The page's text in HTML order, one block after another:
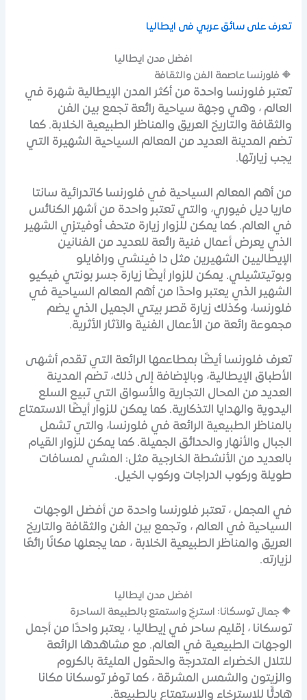
تعرف على سائق عربي فى ايطاليا
افضل مدن ايطاليا
🔶 فلورنسا عاصمة الفن والثقافة
تعتبر فلورنسا واحدة من أكثر المدن الإيطالية شهرة في
العالم ، وهي وجهة سياحية رائعة تجمع بين الفن
والثقافة والتاريخ العريق والمناظر الطبيعية الخلابة. كما
تضم المدينة العديد من المعالم السياحية الشهيرة التي
يجب زيارتها.
من أهم المعالم السياحية في فلورنسا كاتدرائية سانتا
ماريا ديل فيوري، والتي تعتبر واحدة من أشهر الكنائس
في العالم. كما يمكن للزوار زيارة متحف أوفيتزي الشهير
الذي يعرض أعمال فنية رائعة للعديد من الفنانين
الإيطاليين الشهيرين مثل دا فينشي ورافايلو
وبوتيتشيلي. يمكن للزوار أيضًا زيارة جسر بونتي فيكيو
الشهير الذي يعتبر واحدًا من أهم المعالم السياحية في
فلورنسا، وكذلك زيارة قصر بيتي الجميل الذي يضم
مجموعة رائعة من الأعمال الفنية والآثار الأثرية.
تعرف فلورنسا أيضًا بمطاعمها الرائعة التي تقدم أشهى
الأطباق الإيطالية، وبالإضافة إلى ذلك، تضم المدينة
العديد من المحال التجارية والأسواق التي تبيع السلع
اليدوية والهدايا التذكارية. كما يمكن للزوار أيضًا الاستمتاع
بالمناظر الطبيعية الرائعة في فلورنسا، والتي تشمل
الجبال والأنهار والحدائق الجميلة. كما يمكن للزوار القيام
بالعديد من الأنشطة الخارجية مثل: المشي لمسافات
طويلة وركوب الدراجات وركوب الخيل.
في المجمل ، تعتبر فلورنسا واحدة من أفضل الوجهات
السياحية في العالم ، وتجمع بين الفن والثقافة والتاريخ
العريق والمناظر الطبيعية الخلابة ، مما يجعلها مكانًا رائعًا
لزيارته.
افضل مدن ايطاليا
🔶 جمال توسكانا: استرخِ واستمتع بالطبيعة الساحرة
توسكانا ، إقليم ساحر في إيطاليا ، يعتبر واحدًا من أجمل
الوجهات الطبيعية في العالم. مع مشاهدها الرائعة
للتلال الخضراء المتدرجة والحقول المليئة بالكروم
والزيتون والشمس المشرقة ، كما توفر توسكانا مكانا
هادئًا للاسترخاء والاستمتاع بالطبيعة.